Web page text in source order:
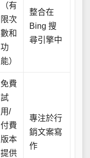
（有
限次
數和
功
能）
整合在
Bing 搜
尋引擎中
免費
試
用/
付費
版本
提供
專注於行
銷文案寫
作